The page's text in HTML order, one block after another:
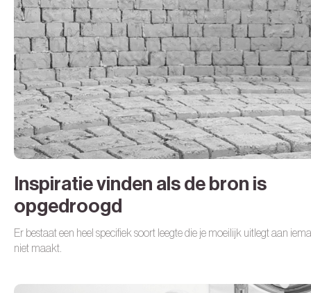
Inspiratie vinden als de bron is
opgedroogd
Er bestaat een heel specifiek soort leegte die je moeilijk uitlegt aan
niet maakt.